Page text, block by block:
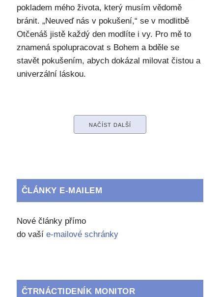
pokladem mého života, který musím vědomě
bránit. „Neuveď nás v pokušení,“ se v modlitbě
Otčenáš jistě každý den modlíte i vy. Pro mě to
znamená spolupracovat s Bohem a bděle se
stavět pokušením, abych dokázal milovat čistou a
univerzální láskou.
NAČÍST DALŠÍ
ČLÁNKY E-MAILEM
Nové články přímo
do vaší e-mailové schránky
ČTRNÁCTIDENÍK MONITOR